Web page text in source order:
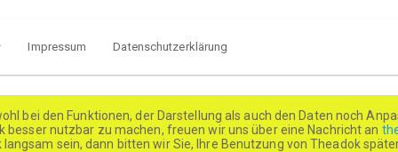
Impressum Datenschutzerklärung
bei den Funktionen, der Darstellung als auch den Daten noch
besser nutzbar zu machen, freuen wir uns über eine Nachricht an
sein, dann bitten wir Sie, Ihre Benutzung von Theadok